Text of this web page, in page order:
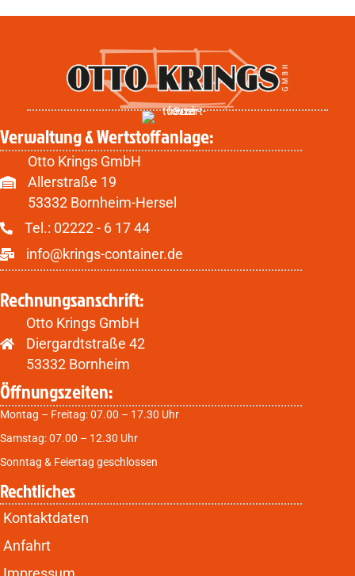
Verwaltung & Wertstoffanlage:
Otto Krings GmbH
Allerstraße 19
53332 Bornheim-Hersel
Tel.: 02222 - 6 17 44
info@krings-container.de
Rechnungsanschrift:
Otto Krings GmbH
Diergardtstraße 42
53332 Bornheim
Öffnungszeiten:
Montag – Freitag: 07.00 – 17.30 Uhr
Samstag: 07.00 – 12.30 Uhr
Sonntag & Feiertag geschlossen
Rechtliches
Kontaktdaten
Anfahrt